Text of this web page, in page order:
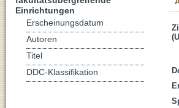
Einrichtungen
Erscheinungsdatum
Autoren
Titel
DDC-Klassifikation